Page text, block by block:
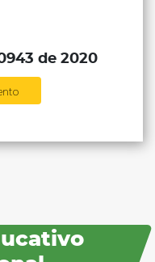
de 2020